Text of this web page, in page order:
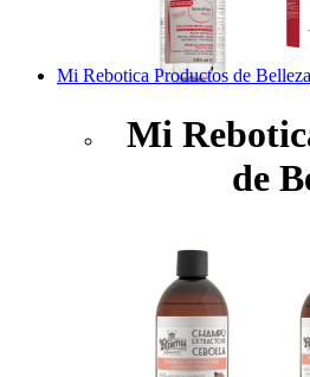
Mi Rebotica Productos de Belleza
Mi
de